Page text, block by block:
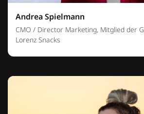
Andrea Spielmann
CMO / Director Marketing, Mitglied der
Lorenz Snacks